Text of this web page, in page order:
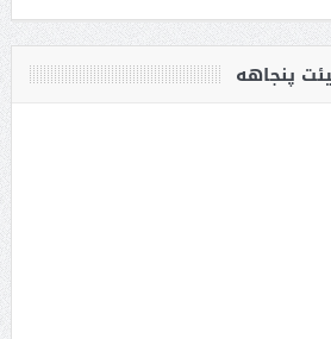
پنجاهه